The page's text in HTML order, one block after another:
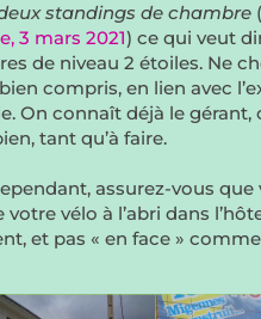
standings de chambre(
3 mars 2021) ce qui veut
de niveau 2 étoiles. Ne
bien compris, en lien avec
On connaît déjà le gérant,
tant qu’à faire.
assurez-vous que
vélo à l’abri dans
et pas « en face » comme